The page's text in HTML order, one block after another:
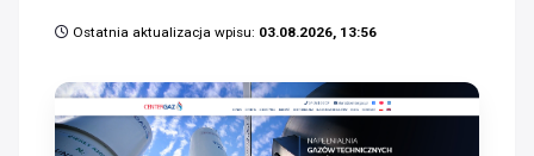
Ostatnia aktualizacja wpisu: 03.08.2026, 13:56